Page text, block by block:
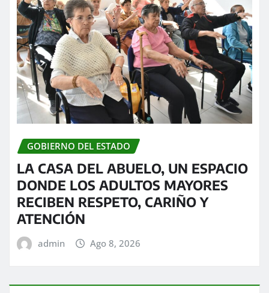
GOBIERNO DEL ESTADO
LA CASA DEL ABUELO, UN ESPACIO
DONDE LOS ADULTOS MAYORES
RECIBEN RESPETO, CARIÑO Y
ATENCIÓN
admin Ago 8, 2026